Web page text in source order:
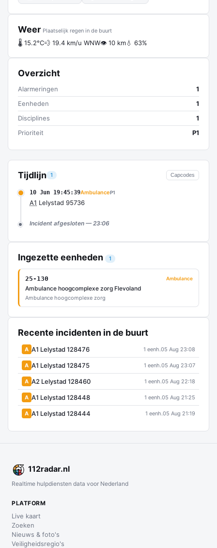
Tijdlijn 1 Capcodes
10 Jun 19:45:39AmbulanceP1
A1 Lelystad 95736
Incident afgesloten — 23:06
Ingezette eenheden 1
25-130 Ambulance
Ambulance hoogcomplexe zorg Flevoland
Ambulance hoogcomplexe zorg
Recente incidenten in de buurt
A A1 Lelystad 128476 1 eenh.05 Aug 23:08
A A1 Lelystad 128475 1 eenh.05 Aug 23:07
A A2 Lelystad 128460 1 eenh.05 Aug 22:18
A A1 Lelystad 128448 1 eenh.05 Aug 21:25
A A1 Lelystad 128444 1 eenh.05 Aug 21:19
Weer Plaatselijk regen in de buurt
🌡 15.2°C💨 19.4 km/u WNW👁 10 km💧 63%
Overzicht
Alarmeringen
1
Eenheden
1
Disciplines
1
Prioriteit
P1
112radar.nl
Realtime hulpdiensten data voor Nederland
PLATFORM
Live kaart
Zoeken
Nieuws & foto's
Veiligheidsregio's